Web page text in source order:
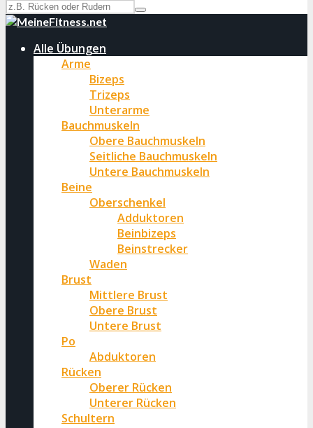
Alle Übungen
Arme
Bizeps
Trizeps
Unterarme
Bauchmuskeln
Obere Bauchmuskeln
Seitliche Bauchmuskeln
Untere Bauchmuskeln
Beine
Oberschenkel
Adduktoren
Beinbizeps
Beinstrecker
Waden
Brust
Mittlere Brust
Obere Brust
Untere Brust
Po
Abduktoren
Rücken
Oberer Rücken
Unterer Rücken
Schultern